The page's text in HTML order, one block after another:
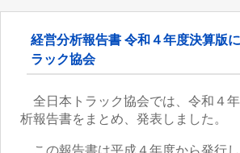
経営分析報告書 令和４年度決算版
ラック協会
全日本トラック協会では、令和４
析報告書をまとめ、発表しました。
この報告書は平成４年度から発行し